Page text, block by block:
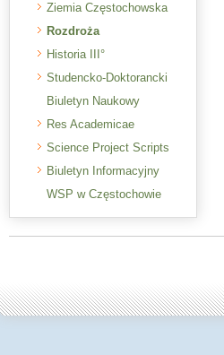
Ziemia Częstochowska
Rozdroża
Historia III°
Studencko-Doktorancki
Biuletyn Naukowy
Res Academicae
Science Project Scripts
Biuletyn Informacyjny
WSP w Częstochowie